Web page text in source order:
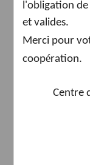
Le bassin du
l'obligation
et valides.
Merci pour
coopération.
Centre